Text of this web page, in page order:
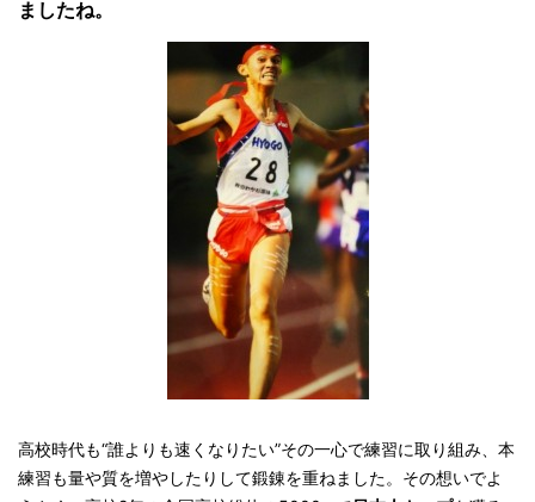
ましたね。
高校時代も“誰よりも速くなりたい”その一心で練習に取り組み、本
練習も量や質を増やしたりして鍛錬を重ねました。その想いでよ